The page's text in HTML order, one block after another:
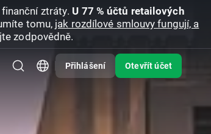
ztráty. U 77 % účtů retailových
tomu, jak rozdílové smlouvy fungují, a
zodpovědně.
Přihlášení Otevřít účet